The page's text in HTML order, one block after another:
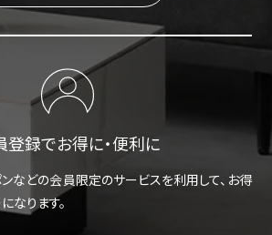
登録でお得に・便利に
などの会員限定のサービスを利用して、お得
なります。